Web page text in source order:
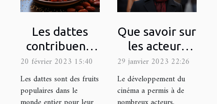
Les dattes
contribuent-
elles à la prise
de poids ?
20 février 2023 15:40
Les dattes sont des fruits
populaires dans le
Que savoir sur
les acteurs
noirs français
les plus
célèbres ?
29 janvier 2023 22:26
Le développement du
cinéma a permis à de